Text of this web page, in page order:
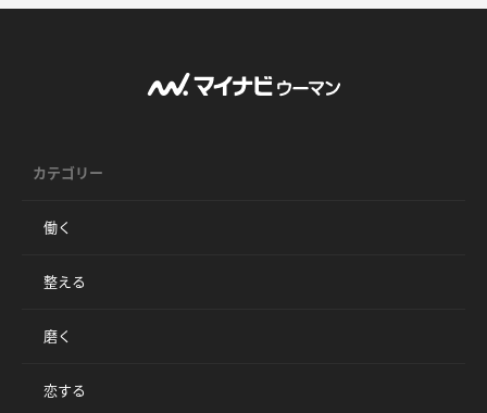
カテゴリー
働く
整える
磨く
恋する